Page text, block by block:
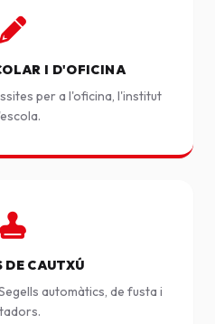
I D'OFICINA
per a l'oficina, l'institut
DE CAUTXÚ
automàtics, de fusta i